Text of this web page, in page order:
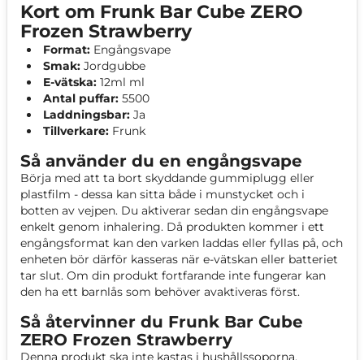
Kort om Frunk Bar Cube ZERO
Frozen Strawberry
Format: Engångsvape
Smak: Jordgubbe
E-vätska: 12ml ml
Antal puffar: 5500
Laddningsbar: Ja
Tillverkare: Frunk
Så använder du en engångsvape
Börja med att ta bort skyddande gummiplugg eller
plastfilm - dessa kan sitta både i munstycket och i
botten av vejpen. Du aktiverar sedan din engångsvape
enkelt genom inhalering. Då produkten kommer i ett
engångsformat kan den varken laddas eller fyllas på, och
enheten bör därför kasseras när e-vätskan eller batteriet
tar slut. Om din produkt fortfarande inte fungerar kan
den ha ett barnlås som behöver avaktiveras först.
Så återvinner du Frunk Bar Cube
ZERO Frozen Strawberry
Denna produkt ska inte kastas i hushållssoporna.